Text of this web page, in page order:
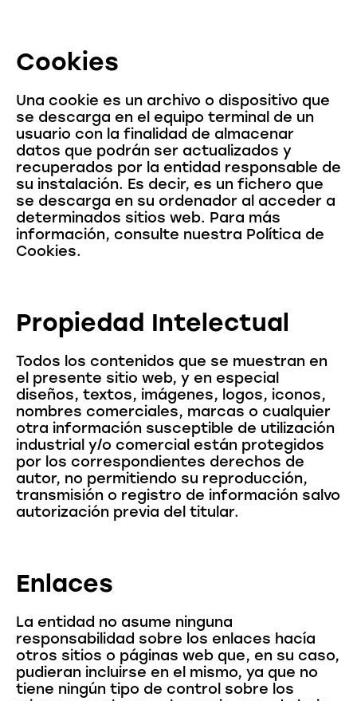
Cookies
Una cookie es un archivo o dispositivo que
se descarga en el equipo terminal de un
usuario con la finalidad de almacenar
datos que podrán ser actualizados y
recuperados por la entidad responsable de
su instalación. Es decir, es un fichero que
se descarga en su ordenador al acceder a
determinados sitios web. Para más
información, consulte nuestra Política de
Cookies.
Propiedad Intelectual
Todos los contenidos que se muestran en
el presente sitio web, y en especial
diseños, textos, imágenes, logos, iconos,
nombres comerciales, marcas o cualquier
otra información susceptible de utilización
industrial y/o comercial están protegidos
por los correspondientes derechos de
autor, no permitiendo su reproducción,
transmisión o registro de información salvo
autorización previa del titular.
Enlaces
La entidad no asume ninguna
responsabilidad sobre los enlaces hacía
otros sitios o páginas web que, en su caso,
pudieran incluirse en el mismo, ya que no
tiene ningún tipo de control sobre los